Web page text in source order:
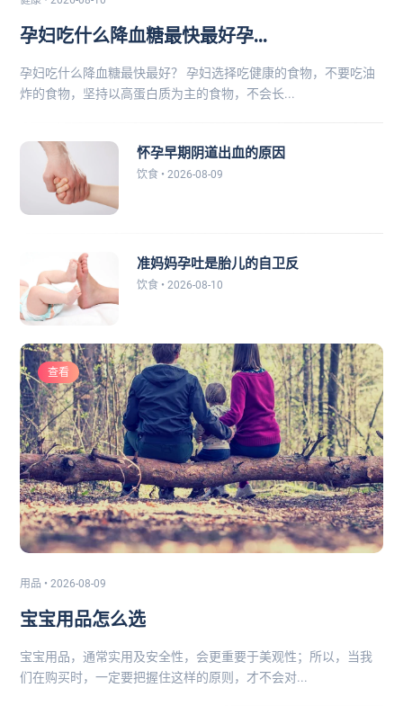
孕妇吃什么降血糖最快最好孕...
孕妇吃什么降血糖最快最好？ 孕妇选择吃健康的食物，不要吃油
炸的食物，坚持以高蛋白质为主的食物，不会长...
怀孕早期阴道出血的原因
饮食 • 2026-08-09
准妈妈孕吐是胎儿的自卫反
饮食 • 2026-08-10
查看
用品 • 2026-08-09
宝宝用品怎么选
宝宝用品，通常实用及安全性，会更重要于美观性；所以，当我
们在购买时，一定要把握住这样的原则，才不会对...